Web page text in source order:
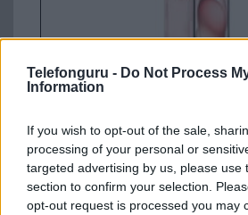
Telefonguru - Do Not Process
Information
If you wish to opt-out of the sale,
processing of your personal or
targeted advertising by us, please use
section to confirm your selection.
opt-out request is processed you may
269.000 Ft (új)